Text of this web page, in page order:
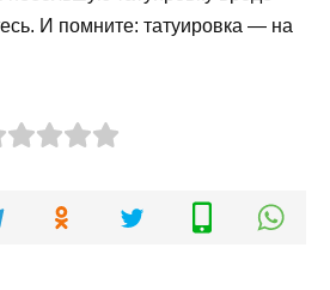
И помните: татуировка — на